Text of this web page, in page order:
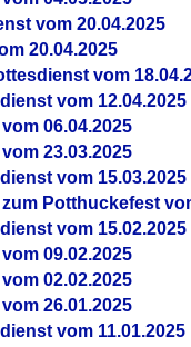
vom 20.04.2025
20.04.2025
vom
vom 12.04.2025
06.04.2025
23.03.2025
vom 15.03.2025
Potthuckefest
vom 15.02.2025
09.02.2025
02.02.2025
26.01.2025
vom 11.01.2025